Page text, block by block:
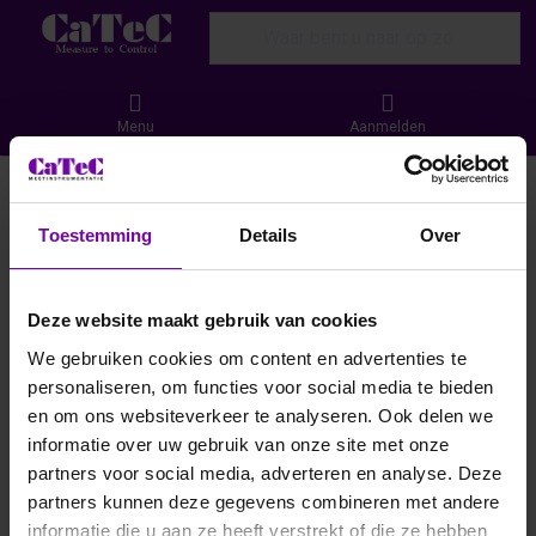
Toestemming Details Over
Deze website maakt gebruik van cookies
We gebruiken cookies om content en advertenties te
personaliseren, om functies voor social media te bieden
en om ons websiteverkeer te analyseren. Ook delen we
informatie over uw gebruik van onze site met onze
partners voor social media, adverteren en analyse. Deze
partners kunnen deze gegevens combineren met andere
informatie die u aan ze heeft verstrekt of die ze hebben
Menu Aanmelden
Binnenklimaat Cloud mogelijkheden
binnenklimaatdata zoals CO₂, temperatuur en
luchtvochtigheid. Communicatie verloopt via LoRa, Wi‑Fi,
GPRS of bekabeld netwerk. Alerts (e‑mail, sms of push)
garanderen snelle reacties bij grensoverschrijdingen.
Filteren en sorteren